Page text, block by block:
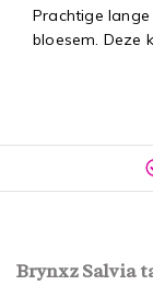
Prachtige
bloesem. Deze
Brynxz Salvia